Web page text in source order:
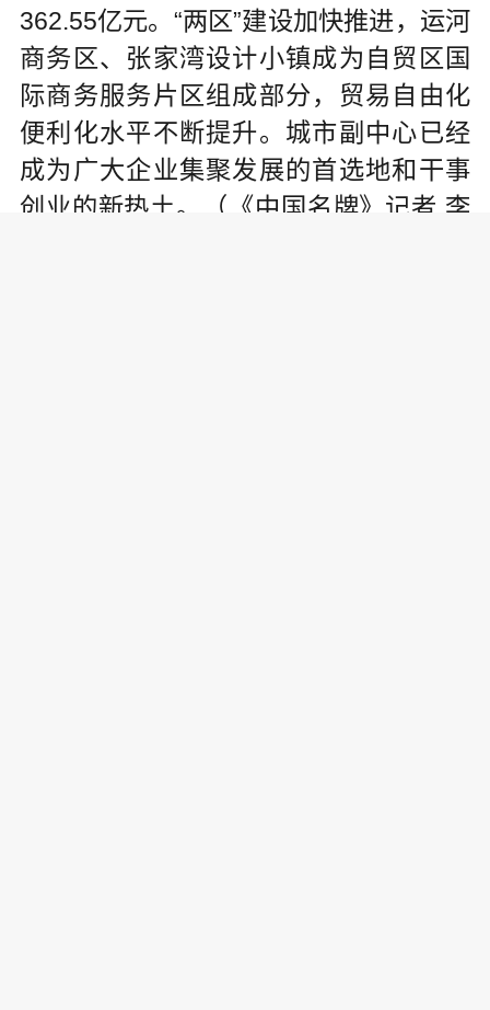
362.55亿元。“两区”建设加快推进，运河
商务区、张家湾设计小镇成为自贸区国
际商务服务片区组成部分，贸易自由化
便利化水平不断提升。城市副中心已经
成为广大企业集聚发展的首选地和干事
创业的新热土。（《中国名牌》记者 李